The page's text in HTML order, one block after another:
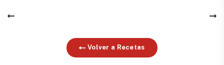
Volver a Recetas